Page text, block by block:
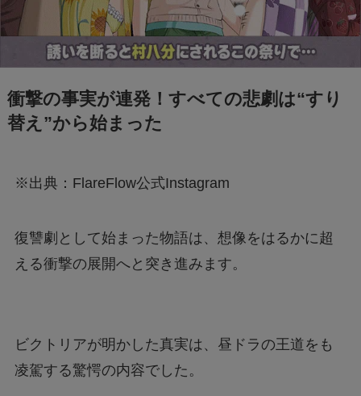
の？注意事項についても
ドラえもんの重複掲載問題って何？コロコロコ
モンストナルトコラボは引いたほうがいい？性
リボーン最終回の意味はどういうこと？ラスト
衝撃の事実が連発！すべての悲劇は“すり
替え”から始まった
※出典：FlareFlow公式Instagram
復讐劇として始まった物語は、想像をはるかに超
える衝撃の展開へと突き進みます。
ビクトリアが明かした真実は、昼ドラの王道をも
凌駕する驚愕の内容でした。